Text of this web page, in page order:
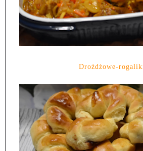
Drożdżowe-